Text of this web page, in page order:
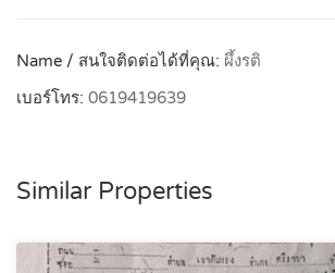
Name / สนใจติดต่อได้ที่คุณ: ผึ้งรติ
เบอร์โทร: 0619419639
Similar Properties